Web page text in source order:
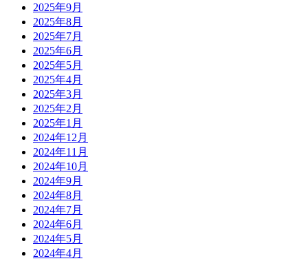
2025年9月
2025年8月
2025年7月
2025年6月
2025年5月
2025年4月
2025年3月
2025年2月
2025年1月
2024年12月
2024年11月
2024年10月
2024年9月
2024年8月
2024年7月
2024年6月
2024年5月
2024年4月